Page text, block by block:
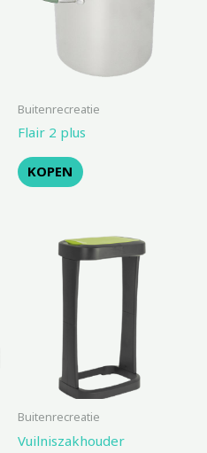
Buitenrecreatie
Flair 2 plus
KOPEN
Buitenrecreatie
Vuilniszakhouder